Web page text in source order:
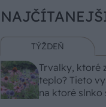
TÝŽDEŇ
Trvalky, ktoré
teplo? Tieto
na ktoré slnko